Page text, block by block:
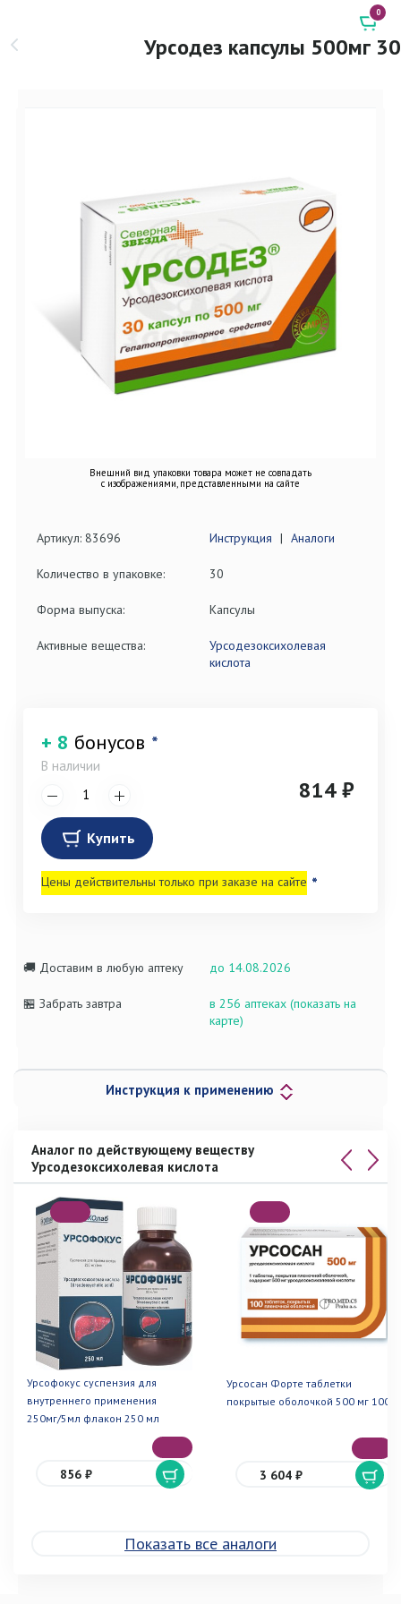
Урсодез капсулы 500мг 30
0
Внешний вид упаковки товара может не совпадать
с изображениями, представленными на сайте
Артикул: 83696 Инструкция | Аналоги
Количество в упаковке: 30
Форма выпуска: Капсулы
Активные вещества:
Урсодезоксихолевая
кислота
+ 8 бонусов *
В наличии
814 ₽
Купить
Цены действительны только при заказе на сайте *
🚚 Доставим в любую аптеку до 14.08.2026
🏪 Забрать завтра
в 256 аптеках (показать на
карте)
Инструкция к применению
Аналог по действующему веществу
Урсодезоксихолевая кислота
Урсофокус суспензия для
внутреннего применения
250мг/5мл флакон 250 мл
856 ₽
Урсосан Форте таблетки
покрытые оболочкой 500 мг 100
3 604 ₽
Показать все аналоги